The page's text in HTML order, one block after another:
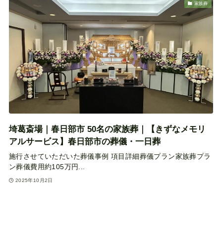
家族葬
埼葛斎場｜春日部市 50名の家族葬｜【きずなメモリ
アルサービス】春日部市の葬儀・一日葬
施行させていただいた葬儀事例 項目詳細葬儀プラン家族葬プラ
ン葬儀費用約105万円...
2025年10月2日